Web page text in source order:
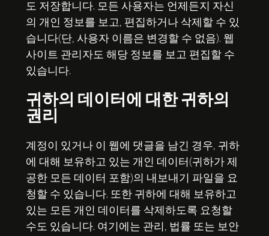
도 저장합니다. 모든 사용자는 언제든지 자신
의 개인 정보를 보고, 편집하거나 삭제할 수 있
습니다(단, 사용자 이름은 변경할 수 없음). 웹
사이트 관리자도 해당 정보를 보고 편집할 수
있습니다.
귀하의 데이터에 대한 귀하의
권리
계정이 있거나 이 웹에 댓글을 남긴 경우, 귀하
에 대해 보유하고 있는 개인 데이터(귀하가 제
공한 모든 데이터 포함)의 내보내기 파일을 요
청할 수 있습니다. 또한 귀하에 대해 보유하고
있는 모든 개인 데이터를 삭제하도록 요청할
수도 있습니다. 여기에는 관리, 법률 또는 보안